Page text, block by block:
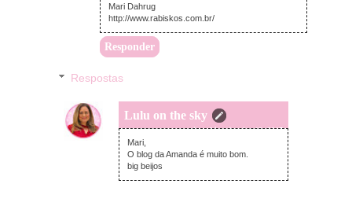
Mari Dahrug
http://www.rabiskos.com.br/
Responder
Respostas
Lulu on the sky
quinta-feira, janeiro 12, 2017
Mari,
O blog da Amanda é muito bom.
big beijos